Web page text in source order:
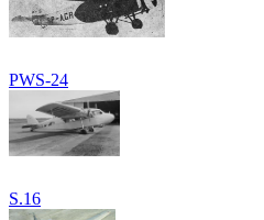
PWS-24
S.16